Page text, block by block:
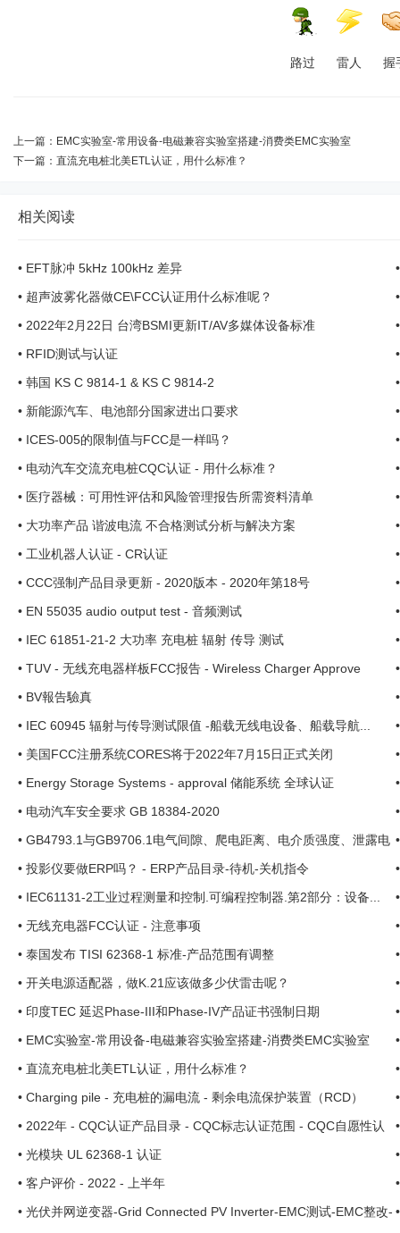
路过 雷人 握
上一篇： EMC实验室-常用设备-电磁兼容实验室搭建-消费类EMC实验室
下一篇： 直流充电桩北美ETL认证，用什么标准？
相关阅读
• EFT脉冲 5kHz 100kHz 差异
• 超声波雾化器做CE\FCC认证用什么标准呢？
• 2022年2月22日 台湾BSMI更新IT/AV多媒体设备标准
• RFID测试与认证
• 韩国 KS C 9814-1 & KS C 9814-2
• 新能源汽车、电池部分国家进出口要求
• ICES-005的限制值与FCC是一样吗？
• 电动汽车交流充电桩CQC认证 - 用什么标准？
• 医疗器械：可用性评估和风险管理报告所需资料清单
• 大功率产品 谐波电流 不合格测试分析与解决方案
• 工业机器人认证 - CR认证
• CCC强制产品目录更新 - 2020版本 - 2020年第18号
• EN 55035 audio output test - 音频测试
• IEC 61851-21-2 大功率 充电桩 辐射 传导 测试
• TUV - 无线充电器样板FCC报告 - Wireless Charger Approve
• BV報告驗真
• IEC 60945 辐射与传导测试限值 -船载无线电设备、船载导航...
• 美国FCC注册系统CORES将于2022年7月15日正式关闭
• Energy Storage Systems - approval 储能系统 全球认证
• 电动汽车安全要求 GB 18384-2020
• GB4793.1与GB9706.1电气间隙、爬电距离、电介质强度、泄露电
流
• 投影仪要做ERP吗？ - ERP产品目录-待机-关机指令
• IEC61131-2工业过程测量和控制.可编程控制器.第2部分：设备...
• 无线充电器FCC认证 - 注意事项
• 泰国发布 TISI 62368-1 标准-产品范围有调整
• 开关电源适配器，做K.21应该做多少伏雷击呢？
• 印度TEC 延迟Phase-III和Phase-IV产品证书强制日期
• EMC实验室-常用设备-电磁兼容实验室搭建-消费类EMC实验室
• 直流充电桩北美ETL认证，用什么标准？
• Charging pile - 充电桩的漏电流 - 剩余电流保护装置（RCD）
• 2022年 - CQC认证产品目录 - CQC标志认证范围 - CQC自愿性认
证..
• 光模块 UL 62368-1 认证
• 客户评价 - 2022 - 上半年
• 光伏并网逆变器-Grid Connected PV Inverter-EMC测试-EMC整改-